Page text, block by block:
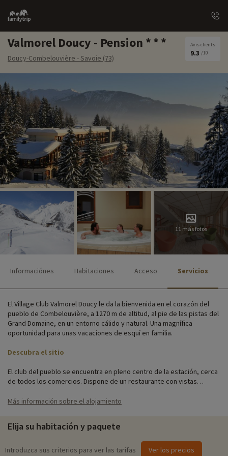
Family
trip
Valmorel Doucy - Pension
Doucy-Combelouvière - Savoie (73)
Avis clients
9.3 /10
11 más fotos
Informaciónes Habitaciones Acceso Servicios
El Village Club Valmorel Doucy le da la bienvenida en el corazón del
pueblo de Combelouvière, a 1270 m de altitud, al pie de las pistas del
Grand Domaine, en un entorno cálido y natural. Una magnífica
oportunidad para unas vacaciones de esquí en familia.
Descubra el sitio
El club del pueblo se encuentra en pleno centro de la estación, cerca
de todos los comercios. Dispone de un restaurante con vistas
en la recepción.
decoradas. Todos los alojamientos están equipados con televisión, y
todos los servicios del hotel están incluidos en su reserva: las camas
tienen edredón y están hechas a la llegada, se proporcionan toallas,
Más información sobre el alojamiento
Elija su habitación y paquete
Introduzca sus criterios para ver las tarifas Ver los precios